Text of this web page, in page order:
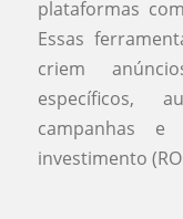
plataformas
Essas
criem
específicos,
campanhas
investimento